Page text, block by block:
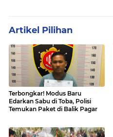
Artikel Pilihan
Terbongkar! Modus Baru
Edarkan Sabu di Toba, Polisi
Temukan Paket di Balik Pagar